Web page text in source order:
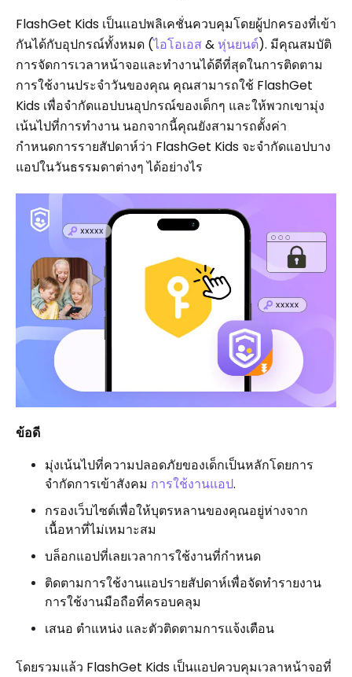
FlashGet Kids เป็นแอปพลิเคชั่นควบคุมโดยผู้ปกครองที่เข้า
กันได้กับอุปกรณ์ทั้งหมด (ไอโอเอส& หุ่นยนต์). มีคุณสมบัติ
การจัดการเวลาหน้าจอและทำงานได้ดีที่สุดในการติดตาม
การใช้งานประจำวันของคุณ คุณสามารถใช้ FlashGet
Kids เพื่อจำกัดแอปบนอุปกรณ์ของเด็กๆ และให้พวกเขามุ่ง
เน้นไปที่การทำงาน นอกจากนี้คุณยังสามารถตั้งค่า
กำหนดการรายสัปดาห์ว่า FlashGet Kids จะจำกัดแอปบาง
แอปในวันธรรมดาต่างๆ ได้อย่างไร
ข้อดี
มุ่งเน้นไปที่ความปลอดภัยของเด็กเป็นหลักโดยการ
จำกัดการเข้าสังคม การใช้งานแอป.
กรองเว็บไซต์เพื่อให้บุตรหลานของคุณอยู่ห่างจาก
เนื้อหาที่ไม่เหมาะสม
บล็อกแอปที่เลยเวลาการใช้งานที่กำหนด
ติดตามการใช้งานแอปรายสัปดาห์เพื่อจัดทำรายงาน
การใช้งานมือถือที่ครอบคลุม
เสนอ ตำแหน่ง และตัวติดตามการแจ้งเตือน
โดยรวมแล้ว FlashGet Kids เป็นแอปควบคุมเวลาหน้าจอที่